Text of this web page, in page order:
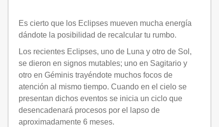
Es cierto que los Eclipses mueven mucha energía
dándote la posibilidad de recalcular tu rumbo.
Los recientes Eclipses, uno de Luna y otro de Sol,
se dieron en signos mutables; uno en Sagitario y
otro en Géminis trayéndote muchos focos de
atención al mismo tiempo. Cuando en el cielo se
presentan dichos eventos se inicia un ciclo que
desencadenará procesos por el lapso de
aproximadamente 6 meses.